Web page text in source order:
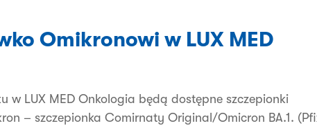
Omikronowi w LUX MED
w LUX MED Onkologia będą dostępne szczepionki
– szczepionka Comirnaty Original/Omicron BA.1.